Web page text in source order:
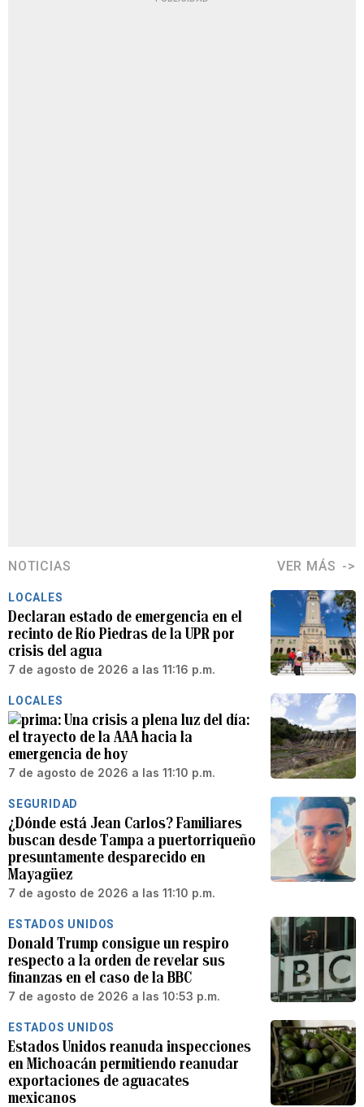
NOTICIAS VER MÁS
LOCALES
Declaran estado de emergencia en el
recinto de Río Piedras de la UPR por
crisis del agua
7 de agosto de 2026 a las 11:16 p.m.
LOCALES
Una crisis a plena luz del día:
el trayecto de la AAA hacia la
emergencia de hoy
7 de agosto de 2026 a las 11:10 p.m.
SEGURIDAD
¿Dónde está Jean Carlos? Familiares
buscan desde Tampa a puertorriqueño
presuntamente desparecido en
Mayagüez
7 de agosto de 2026 a las 11:10 p.m.
ESTADOS UNIDOS
Donald Trump consigue un respiro
respecto a la orden de revelar sus
finanzas en el caso de la BBC
7 de agosto de 2026 a las 10:53 p.m.
ESTADOS UNIDOS
Estados Unidos reanuda inspecciones
en Michoacán permitiendo reanudar
exportaciones de aguacates
mexicanos